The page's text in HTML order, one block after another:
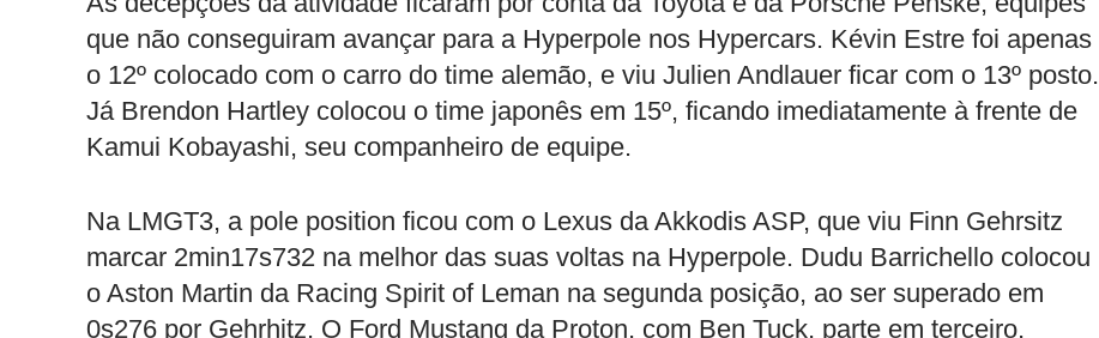
que não conseguiram avançar para a Hyperpole nos Hypercars. Kévin Estre foi apenas
o 12º colocado com o carro do time alemão, e viu Julien Andlauer ficar com o 13º posto.
Já Brendon Hartley colocou o time japonês em 15º, ficando imediatamente à frente de
Kamui Kobayashi, seu companheiro de equipe.
Na LMGT3, a pole position ficou com o Lexus da Akkodis ASP, que viu Finn Gehrsitz
marcar 2min17s732 na melhor das suas voltas na Hyperpole. Dudu Barrichello colocou
o Aston Martin da Racing Spirit of Leman na segunda posição, ao ser superado em
0s276 por Gehrhitz. O Ford Mustang da Proton, com Ben Tuck, parte em terceiro,